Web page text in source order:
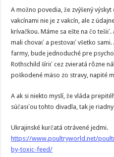
A možno povedia, že zvýšený
vakcínami nie je z vakcín, ale z
krívačkou. Máme sa ešte na čo
mali chovať a pestovať všetko sami.
farmy, bude jednoduché pre
Rothschild šíriť cez zvieratá rôzne
poškodené mäso zo stravy, napité
A ak si niekto myslí, že vláda
súčasťou tohto divadla, tak je
Ukrajinské kurčatá otrávené jedmi.
https://www.poultryworld.net/
by-toxic-feed/